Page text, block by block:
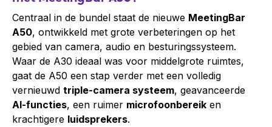
Centraal in de bundel staat de nieuwe MeetingBar
A50, ontwikkeld met grote verbeteringen op het
gebied van camera, audio en besturingssysteem.
Waar de A30 ideaal was voor middelgrote ruimtes,
gaat de A50 een stap verder met een volledig
vernieuwd triple-camera systeem, geavanceerde
AI-functies, een ruimer microfoonbereik en
krachtigere luidsprekers.